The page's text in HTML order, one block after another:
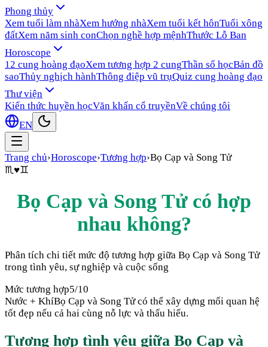
Phong thủy
Xem tuổi làm nhàXem hướng nhàXem tuổi kết hônTuổi xông
đấtXem năm sinh conChọn nghề hợp mệnhThước Lỗ Ban
Horoscope
12 cung hoàng đạoXem tương hợp 2 cungThần số họcBản đồ
saoThủy nghịch hànhThông điệp vũ trụQuiz cung hoàng đạo
Thư viện
Kiến thức huyền họcVăn khấn cổ truyềnVề chúng tôi
EN
Trang chủ›Horoscope›Tương hợp›Bọ Cạp và Song Tử
♏♥♊
Bọ Cạp và Song Tửcó hợp
nhau không?
Phân tích chi tiết mức độ tương hợp giữa Bọ Cạp và Song Tử
trong tình yêu, sự nghiệp và cuộc sống
Mức tương hợp5/10
Nước + KhíBọ Cạp và Song Tử có thể xây dựng mối quan hệ
tốt đẹp nếu cả hai cùng nỗ lực và thấu hiểu.
Tương hợp tình yêu giữa Bọ Cạp và